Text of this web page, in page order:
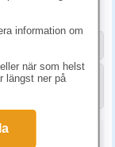
1018
information om
när som helst
längst ner på